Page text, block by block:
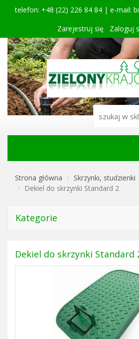
telefon: +48 (22) 226 84 84 | e-mail:
Zarejestruj się
Zaloguj
Strona główna
Skrzynki, studzienki
Dekiel do skrzynki Standard 2
Kategorie
Dekiel do skrzynki Standard